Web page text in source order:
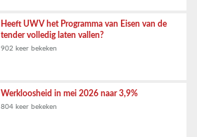
Heeft UWV het Programma van Eisen van de
tender volledig laten vallen?
902 keer bekeken
Werkloosheid in mei 2026 naar 3,9%
804 keer bekeken